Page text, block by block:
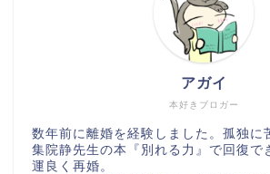
本好きブロガー
アガイ
数年前に離婚を経験しました。孤独に
集院静先生の本『別れる力』で回復で
運良く再婚。